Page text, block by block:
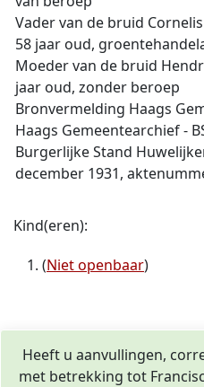
Vader van de bruid
58 jaar oud,
Moeder van de bruid
jaar oud, zonder beroep
Bronvermelding Haags
Haags Gemeentearchief -
Burgerlijke Stand
december 1931,
Kind(eren):
(Niet openbaar)
Heeft u aanvullingen,
met betrekking tot